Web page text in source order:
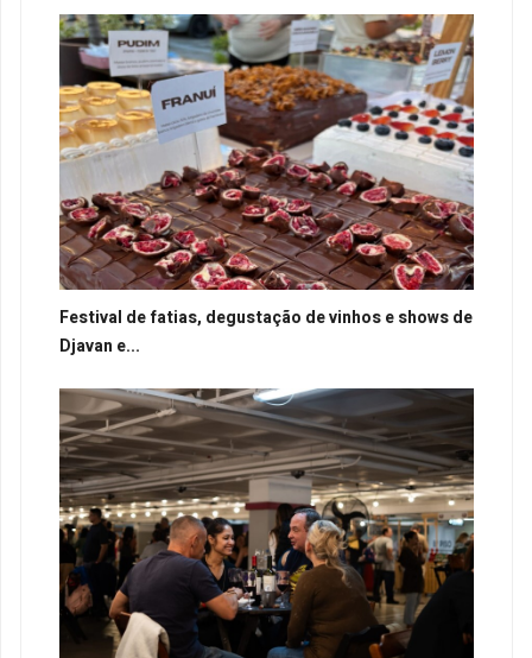
Festival de fatias, degustação de vinhos e shows de
Djavan e...